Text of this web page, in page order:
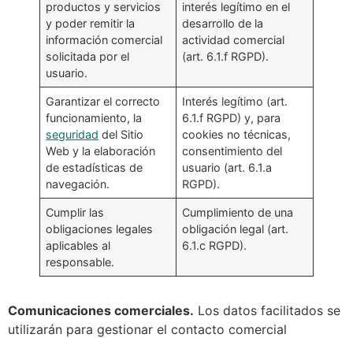
productos y servicios
y poder remitir la
información comercial
solicitada por el
usuario.
interés legítimo en el
desarrollo de la
actividad comercial
(art. 6.1.f RGPD).
Garantizar el correcto
funcionamiento, la
seguridad del Sitio
Web y la elaboración
de estadísticas de
navegación.
Interés legítimo (art.
6.1.f RGPD) y, para
cookies no técnicas,
consentimiento del
usuario (art. 6.1.a
RGPD).
Cumplir las
obligaciones legales
aplicables al
responsable.
Cumplimiento de una
obligación legal (art.
6.1.c RGPD).
Comunicaciones comerciales. Los datos facilitados se
utilizarán para gestionar el contacto comercial